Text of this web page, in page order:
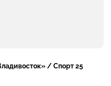
/ Спорт 25